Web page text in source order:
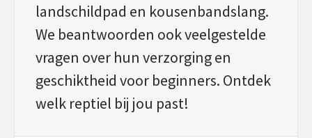
landschildpad en kousenbandslang.
We beantwoorden ook veelgestelde
vragen over hun verzorging en
geschiktheid voor beginners. Ontdek
welk reptiel bij jou past!